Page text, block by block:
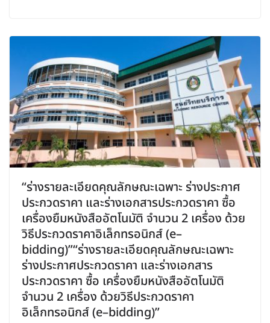
“ร่างรายละเอียดคุณลักษณะเฉพาะ ร่างประกาศ
ประกวดราคา และร่างเอกสารประกวดราคา ซื้อ
เครื่องยืมหนังสืออัตโนมัติ จำนวน 2 เครื่อง ด้วย
วิธีประกวดราคาอิเล็กทรอนิกส์ (e–
bidding)”“ร่างรายละเอียดคุณลักษณะเฉพาะ
ร่างประกาศประกวดราคา และร่างเอกสาร
ประกวดราคา ซื้อ เครื่องยืมหนังสืออัตโนมัติ
จำนวน 2 เครื่อง ด้วยวิธีประกวดราคา
อิเล็กทรอนิกส์ (e–bidding)”